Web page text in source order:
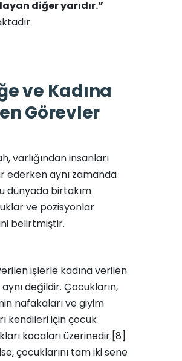
diğer yarıdır.”
ve Kadına
Görevler
varlığından insanları
ederken aynı zamanda
dünyada birtakım
ve pozisyonlar
belirtmiştir.
işlerle kadına verilen
değildir. Çocukların,
nafakaları ve giyim
kendileri için çocuk
kocaları üzerinedir.[8]
çocuklarını tam iki sene